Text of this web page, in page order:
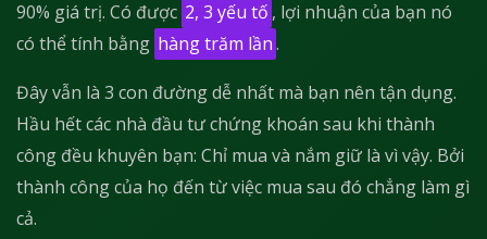
90% giá trị. Có được 2, 3 yếu tố , lợi nhuận của bạn nó
có thể tính bằng hàng trăm lần.
Đây vẫn là 3 con đường dễ nhất mà bạn nên tận dụng.
Hầu hết các nhà đầu tư chứng khoán sau khi thành
công đều khuyên bạn: Chỉ mua và nắm giữ là vì vậy. Bởi
thành công của họ đến từ việc mua sau đó chẳng làm gì
cả.